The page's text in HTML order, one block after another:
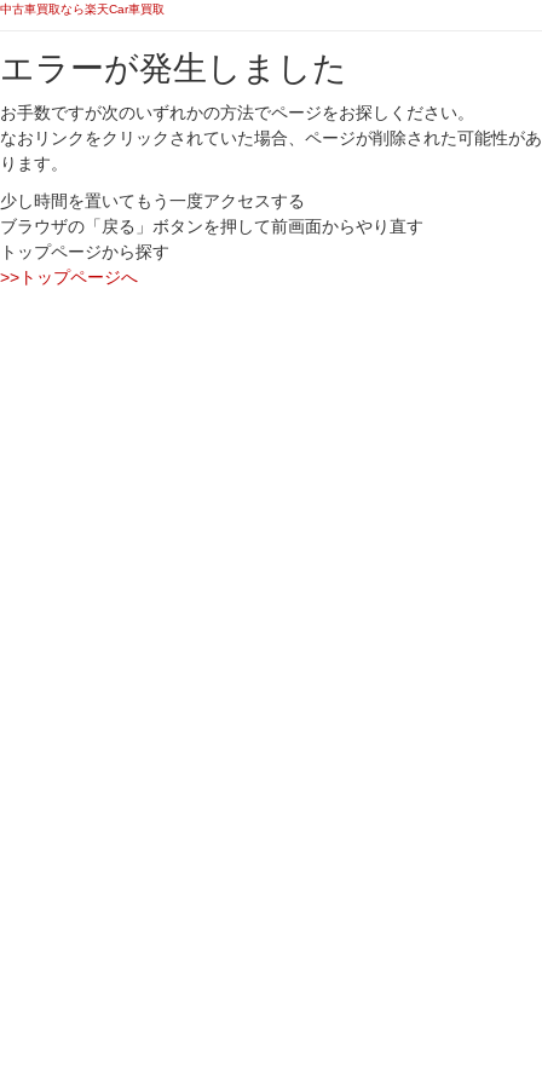
中古車買取なら楽天Car車買取
エラーが発生しました
お手数ですが次のいずれかの方法でページをお探しください。
なおリンクをクリックされていた場合、ページが削除された可能性があ
ります。
少し時間を置いてもう一度アクセスする
ブラウザの「戻る」ボタンを押して前画面からやり直す
トップページから探す
>>トップページへ